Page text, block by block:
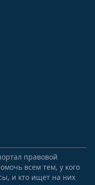
правовой
всем тем, у кого
и кто ищет на них